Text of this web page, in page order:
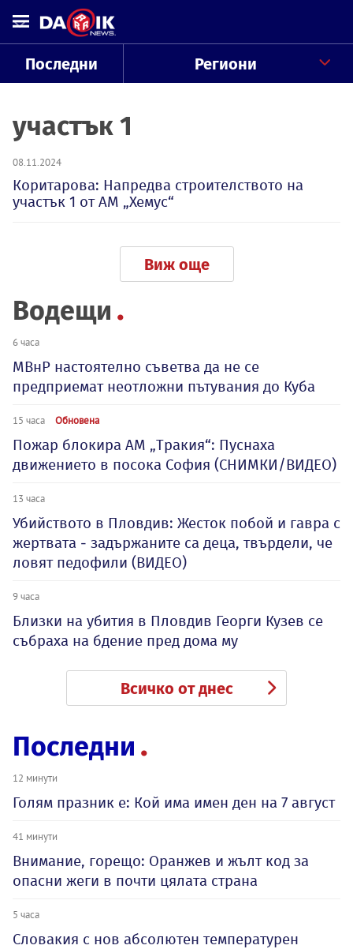
Последни Региони
участък 1
08.11.2024
Коритарова: Напредва строителството на
участък 1 от АМ „Хемус“
Виж още
Водещи
6 часа
МВнР настоятелно съветва да не се
предприемат неотложни пътувания до Куба
15 часа Обновена
Пожар блокира АМ „Тракия“: Пуснаха
движението в посока София (СНИМКИ/ВИДЕО)
13 часа
Убийството в Пловдив: Жесток побой и гавра с
жертвата - задържаните са деца, твърдели, че
ловят педофили (ВИДЕО)
9 часа
Близки на убития в Пловдив Георги Кузев се
събраха на бдение пред дома му
Всичко от днес
Последни
12 минути
Голям празник е: Кой има имен ден на 7 август
41 минути
Внимание, горещо: Оранжев и жълт код за
опасни жеги в почти цялата страна
5 часа
Словакия с нов абсолютен температурен